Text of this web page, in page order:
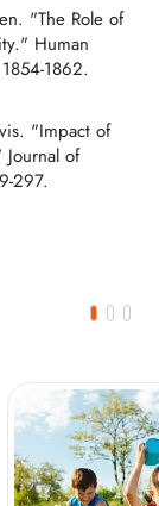
"The Role of
Human
1862.
"Impact of
of
297.